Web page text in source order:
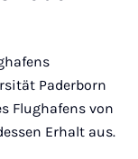
Paderborn
Flughafens von
Erhalt aus.